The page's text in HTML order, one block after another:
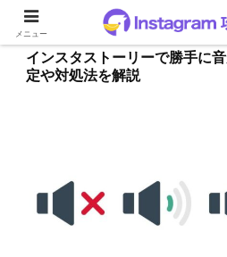
インスタストーリーで勝手に
定や対処法を解説
メニュー